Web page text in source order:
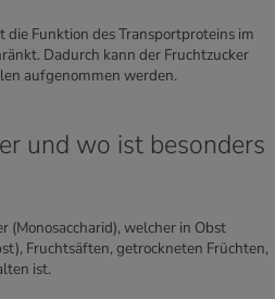
die Funktion des Transportproteins im
Dadurch kann der Fruchtzucker
aufgenommen werden.
und wo ist besonders
(Monosaccharid), welcher in Obst
Fruchtsäften, getrockneten Früchten,
ist.